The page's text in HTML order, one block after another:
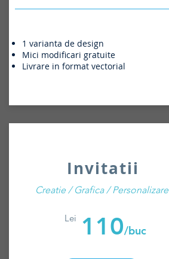
1 varianta de design
Mici modificari gratuite
Livrare in format vectorial
Invitatii
Creatie / Grafica / Personalizare
110/buc
Lei